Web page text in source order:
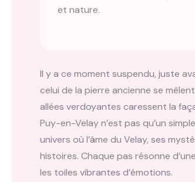
et nature.
Il y a ce moment suspendu, juste
celui de la pierre ancienne se
allées verdoyantes caressent la
Puy-en-Velay n’est pas qu’un
univers où l’âme du Velay, ses
histoires. Chaque pas résonne
les toiles vibrantes d’émotions.